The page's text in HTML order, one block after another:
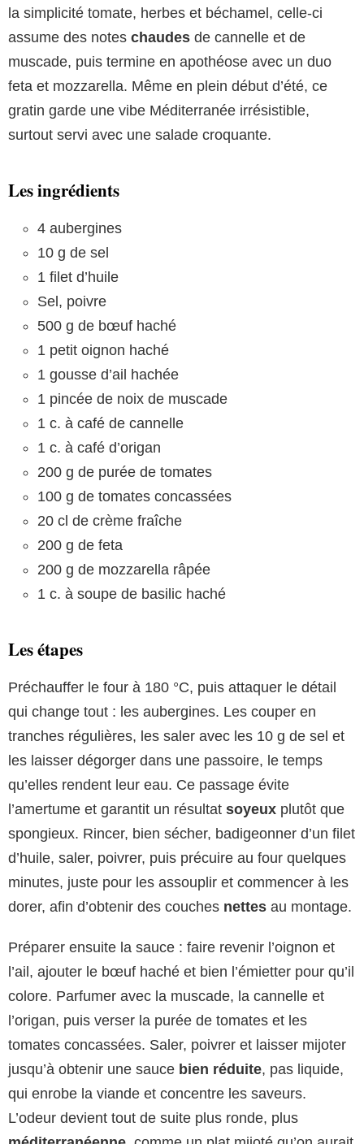
la simplicité tomate, herbes et béchamel, celle-ci
assume des notes chaudes de cannelle et de
muscade, puis termine en apothéose avec un duo
feta et mozzarella. Même en plein début d’été, ce
gratin garde une vibe Méditerranée irrésistible,
surtout servi avec une salade croquante.
Les ingrédients
4 aubergines
10 g de sel
1 filet d’huile
Sel, poivre
500 g de bœuf haché
1 petit oignon haché
1 gousse d’ail hachée
1 pincée de noix de muscade
1 c. à café de cannelle
1 c. à café d’origan
200 g de purée de tomates
100 g de tomates concassées
20 cl de crème fraîche
200 g de feta
200 g de mozzarella râpée
1 c. à soupe de basilic haché
Les étapes
Préchauffer le four à 180 °C, puis attaquer le détail
qui change tout : les aubergines. Les couper en
tranches régulières, les saler avec les 10 g de sel et
les laisser dégorger dans une passoire, le temps
qu’elles rendent leur eau. Ce passage évite
l’amertume et garantit un résultat soyeux plutôt que
spongieux. Rincer, bien sécher, badigeonner d’un filet
d’huile, saler, poivrer, puis précuire au four quelques
minutes, juste pour les assouplir et commencer à les
dorer, afin d’obtenir des couches nettes au montage.
Préparer ensuite la sauce : faire revenir l’oignon et
l’ail, ajouter le bœuf haché et bien l’émietter pour qu’il
colore. Parfumer avec la muscade, la cannelle et
l’origan, puis verser la purée de tomates et les
tomates concassées. Saler, poivrer et laisser mijoter
jusqu’à obtenir une sauce bien réduite, pas liquide,
qui enrobe la viande et concentre les saveurs.
L’odeur devient tout de suite plus ronde, plus